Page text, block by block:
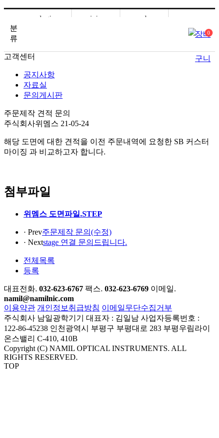
login join order
분
류
장바
구니
0
고객센터
공지사항
자료실
문의게시판
주문제작 견적 문의
주식회사위멤스 21-05-24
해당 도면에 대한 견적을 이전 주문내역에 요청한 SB 커스터
마이징 과 비교하고자 합니다.
첨부파일
위멤스 도면파일.STEP
· Prev주문제작 문의(수정)
· Nextstage 연결 문의드립니다.
전체목록
등록
대표전화. 032-623-6767 팩스. 032-623-6769 이메일.
namil@namilnic.com
이용약관 개인정보취급방침 이메일무단수집거부
주식회사 남일광학기기
대표자 : 김일남 사업자등록번호 :
122-86-45238 인천광역시 부평구 부평대로 283 부평우림라이
온스밸리 C-410, 410B
Copyright (C) NAMIL OPTICAL INSTRUMENTS. ALL
RIGHTS RESERVED.
TOP